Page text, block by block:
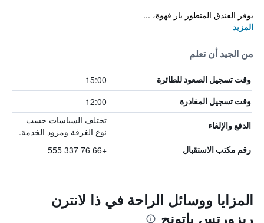
يوفر الفندق المتطور بار قهوة، ...
المزيد
من الجيد أن تعلم
وقت تسجيل الصعود للطائرة 15:00
وقت تسجيل المغادرة 12:00
الدفع والإلغاء
تختلف السياسات حسب
نوع الغرفة ومزود الخدمة.
رقم مكتب الاستقبال +66 76 337 555
المزايا ووسائل الراحة في ذا لانترن
ريزورتس باتونج